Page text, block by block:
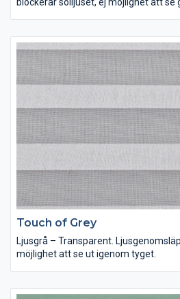
Touch of Grey
Ljusgrå – Transparent.
möjlighet att se ut igenom tyget.